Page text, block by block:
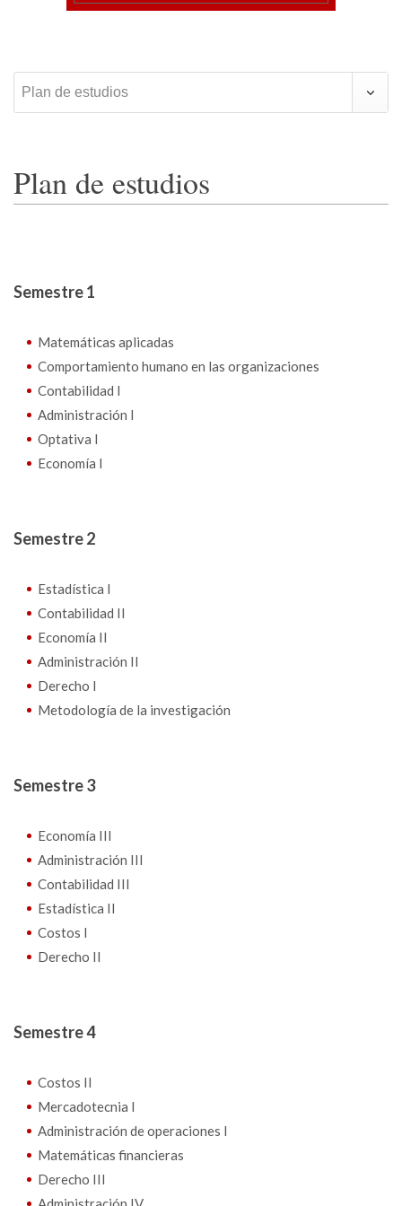
Plan de estudios
Plan de estudios
Semestre 1
Matemáticas aplicadas
Comportamiento humano en las organizaciones
Contabilidad I
Administración I
Optativa I
Economía I
Semestre 2
Estadística I
Contabilidad II
Economía II
Administración II
Derecho I
Metodología de la investigación
Semestre 3
Economía III
Administración III
Contabilidad III
Estadística II
Costos I
Derecho II
Semestre 4
Costos II
Mercadotecnia I
Administración de operaciones I
Matemáticas financieras
Derecho III